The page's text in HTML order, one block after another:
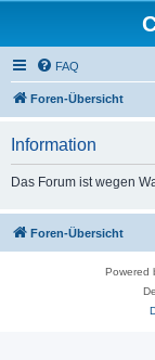
FAQ
Foren-Übersicht
Information
Das Forum ist wegen
Foren-Übersicht
Powered